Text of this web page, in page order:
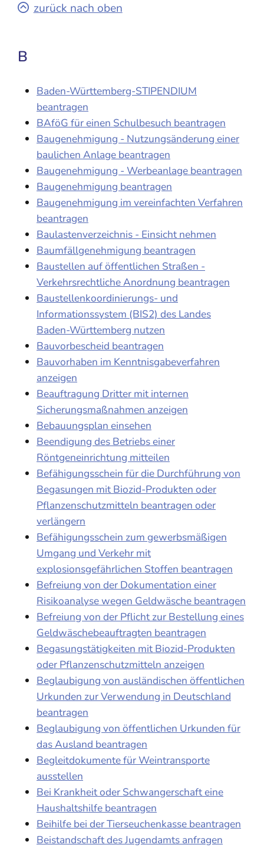
zurück nach oben
B
Baden-Württemberg-STIPENDIUM
beantragen
BAföG für einen Schulbesuch beantragen
Baugenehmigung - Nutzungsänderung einer
baulichen Anlage beantragen
Baugenehmigung - Werbeanlage beantragen
Baugenehmigung beantragen
Baugenehmigung im vereinfachten Verfahren
beantragen
Baulastenverzeichnis - Einsicht nehmen
Baumfällgenehmigung beantragen
Baustellen auf öffentlichen Straßen -
Verkehrsrechtliche Anordnung beantragen
Baustellenkoordinierungs- und
Informationssystem (BIS2) des Landes
Baden-Württemberg nutzen
Bauvorbescheid beantragen
Bauvorhaben im Kenntnisgabeverfahren
anzeigen
Beauftragung Dritter mit internen
Sicherungsmaßnahmen anzeigen
Bebauungsplan einsehen
Beendigung des Betriebs einer
Röntgeneinrichtung mitteilen
Befähigungsschein für die Durchführung von
Begasungen mit Biozid-Produkten oder
Pflanzenschutzmitteln beantragen oder
verlängern
Befähigungsschein zum gewerbsmäßigen
Umgang und Verkehr mit
explosionsgefährlichen Stoffen beantragen
Befreiung von der Dokumentation einer
Risikoanalyse wegen Geldwäsche beantragen
Befreiung von der Pflicht zur Bestellung eines
Geldwäschebeauftragten beantragen
Begasungstätigkeiten mit Biozid-Produkten
oder Pflanzenschutzmitteln anzeigen
Beglaubigung von ausländischen öffentlichen
Urkunden zur Verwendung in Deutschland
beantragen
Beglaubigung von öffentlichen Urkunden für
das Ausland beantragen
Begleitdokumente für Weintransporte
ausstellen
Bei Krankheit oder Schwangerschaft eine
Haushaltshilfe beantragen
Beihilfe bei der Tierseuchenkasse beantragen
Beistandschaft des Jugendamts anfragen